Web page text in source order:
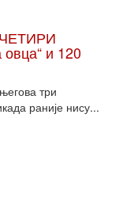
и 120
три
раније нису...